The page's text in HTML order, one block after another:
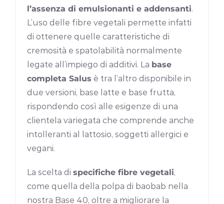
l’assenza di emulsionanti e addensanti.
L’uso delle fibre vegetali permette infatti
di ottenere quelle caratteristiche di
cremosità e spatolabilità normalmente
legate all’impiego di additivi. La base
completa Salus è tra l’altro disponibile in
due versioni, base latte e base frutta,
rispondendo così alle esigenze di una
clientela variegata che comprende anche
intolleranti al lattosio, soggetti allergici e
vegani.
La scelta dispecifiche fibre vegetali,
come quella della polpa di baobab nella
nostra Base 40, oltre a migliorare la